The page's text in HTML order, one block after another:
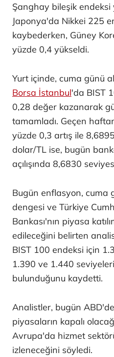
Şanghay bileşik endeksi
Japonya'da Nikkei 225
kaybederken, Güney
yüzde 0,4 yükseldi.
Yurt içinde, cuma günü
Borsa İstanbul'da BIST
0,28 değer kazanarak
tamamladı. Geçen
yüzde 0,3 artış ile
dolar/TL ise, bugün
açılışında 8,6830
Bugün enflasyon, cuma
dengesi ve Türkiye
Bankası'nın piyasa
edileceğini belirten
BIST 100 endeksi için
1.390 ve 1.440
bulunduğunu kaydetti.
Analistler, bugün
piyasaların kapalı
Avrupa'da hizmet
izleneceğini söyledi.